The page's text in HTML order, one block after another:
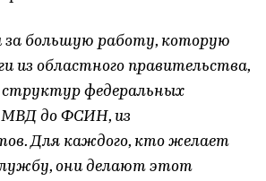
за большую работу, которую
из областного правительства,
структур федеральных
до ФСИН, из
Для каждого, кто желает
они делают этот